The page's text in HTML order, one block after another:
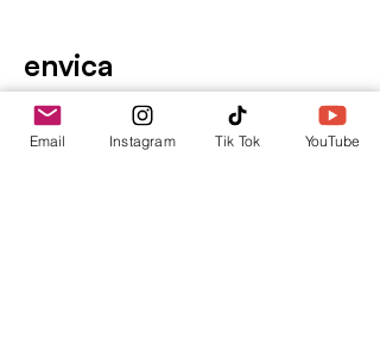
envica
Tu punto de información.
Email Instagram Tik Tok YouTube